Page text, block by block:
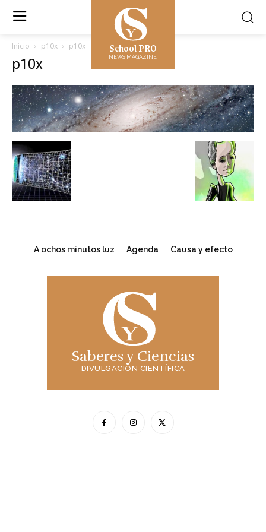
School PRO
NEWS MAGAZINE
Inicio p10x p10x
p10x
A ochos minutos luz Agenda Causa y efecto
Saberes y Ciencias
DIVULGACIÓN CIENTÍFICA